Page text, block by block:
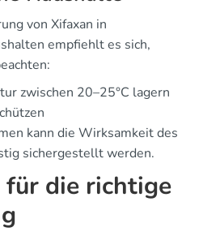
von Xifaxan in
empfiehlt es sich,
zwischen 20–25°C lagern
kann die Wirksamkeit des
sichergestellt werden.
die richtige